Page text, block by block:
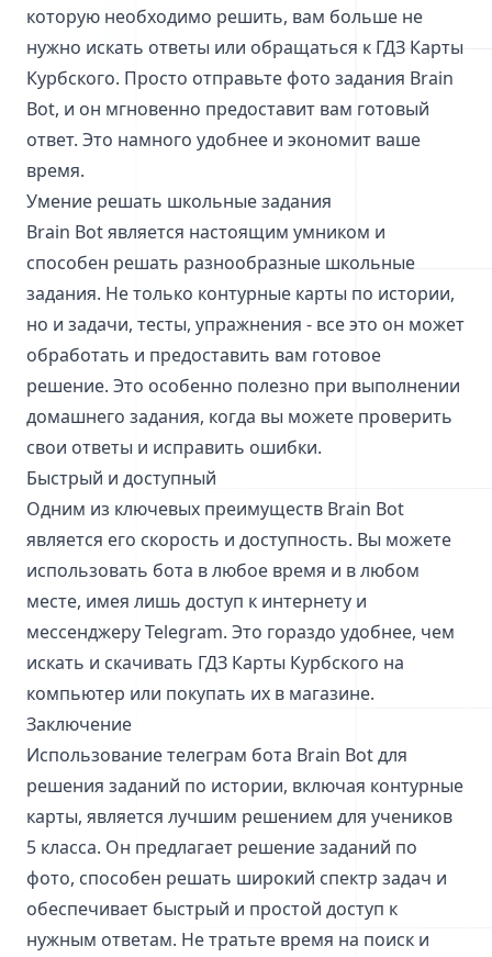
которую необходимо решить, вам больше не
нужно искать ответы или обращаться к ГДЗ Карты
Курбского. Просто отправьте фото задания Brain
Bot, и он мгновенно предоставит вам готовый
ответ. Это намного удобнее и экономит ваше
время.
Умение решать школьные задания
Brain Bot является настоящим умником и
способен решать разнообразные школьные
задания. Не только контурные карты по истории,
но и задачи, тесты, упражнения - все это он может
обработать и предоставить вам готовое
решение. Это особенно полезно при выполнении
домашнего задания, когда вы можете проверить
свои ответы и исправить ошибки.
Быстрый и доступный
Одним из ключевых преимуществ Brain Bot
является его скорость и доступность. Вы можете
использовать бота в любое время и в любом
месте, имея лишь доступ к интернету и
мессенджеру Telegram. Это гораздо удобнее, чем
искать и скачивать ГДЗ Карты Курбского на
компьютер или покупать их в магазине.
Заключение
Использование телеграм бота Brain Bot для
решения заданий по истории, включая контурные
карты, является лучшим решением для учеников
5 класса. Он предлагает решение заданий по
фото, способен решать широкий спектр задач и
обеспечивает быстрый и простой доступ к
нужным ответам. Не тратьте время на поиск и